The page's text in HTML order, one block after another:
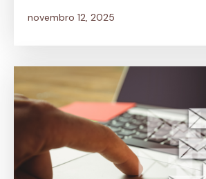
novembro 12, 2025